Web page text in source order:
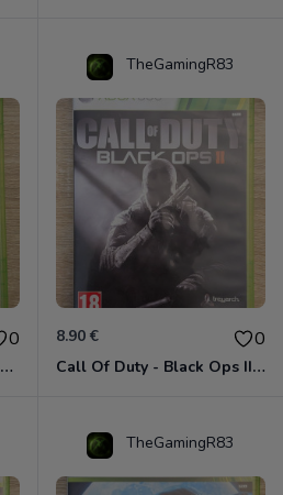
0
Call Of Juarez - Bound In Blood Xbox 360
TheGamingR83
8.90 € 0
Call Of Duty - Black Ops II Xbox 360
TheGamingR83